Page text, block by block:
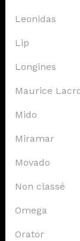
Leonidas
Lip
Longines
Maurice
Mido
Miramar
Movado
Non classé
Omega
Orator